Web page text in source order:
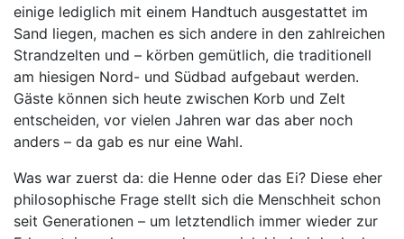
einige lediglich mit einem Handtuch ausgestattet im
Sand liegen, machen es sich andere in den zahlreichen
Strandzelten und – körben gemütlich, die traditionell
am hiesigen Nord- und Südbad aufgebaut werden.
Gäste können sich heute zwischen Korb und Zelt
entscheiden, vor vielen Jahren war das aber noch
anders – da gab es nur eine Wahl.
Was war zuerst da: die Henne oder das Ei? Diese eher
philosophische Frage stellt sich die Menschheit schon
seit Generationen – um letztendlich immer wieder zur